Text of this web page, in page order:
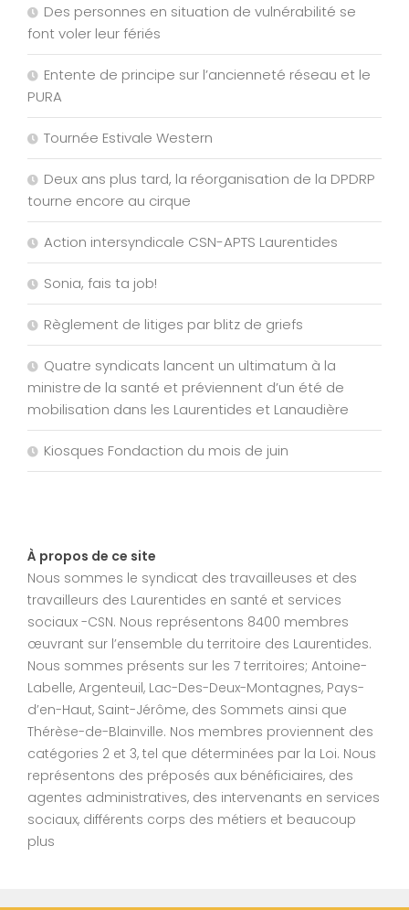
Des personnes en situation de vulnérabilité se
font voler leur fériés
Entente de principe sur l’ancienneté réseau et le
PURA
Tournée Estivale Western
Deux ans plus tard, la réorganisation de la DPDRP
tourne encore au cirque
Action intersyndicale CSN-APTS Laurentides
Sonia, fais ta job!
Règlement de litiges par blitz de griefs
Quatre syndicats lancent un ultimatum à la
ministre de la santé et préviennent d’un été de
mobilisation dans les Laurentides et Lanaudière
Kiosques Fondaction du mois de juin
À propos de ce site
Nous sommes le syndicat des travailleuses et des
travailleurs des Laurentides en santé et services
sociaux -CSN. Nous représentons 8400 membres
œuvrant sur l’ensemble du territoire des Laurentides.
Nous sommes présents sur les 7 territoires; Antoine-
Labelle, Argenteuil, Lac-Des-Deux-Montagnes, Pays-
d’en-Haut, Saint-Jérôme, des Sommets ainsi que
Thérèse-de-Blainville. Nos membres proviennent des
catégories 2 et 3, tel que déterminées par la Loi. Nous
représentons des préposés aux bénéficiaires, des
agentes administratives, des intervenants en services
sociaux, différents corps des métiers et beaucoup
plus